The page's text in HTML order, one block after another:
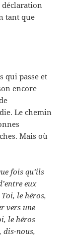
tant que
qui passe et
encore
Le chemin
Mais où
fois qu’ils
eux
le héros,
vers une
le héros
dis-nous,